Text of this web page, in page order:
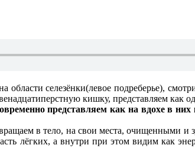
селезёнки(левое подреберье),
кишку, представляем как
представляем как на вдохе в
в тело, на свои места, очищенными и
лёгких, а внутри при этом видим как